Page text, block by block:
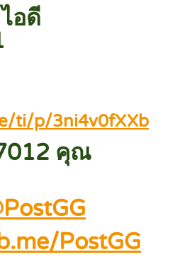
อดี
ti/p/3ni4v0fXXb
คุณ
PostGG